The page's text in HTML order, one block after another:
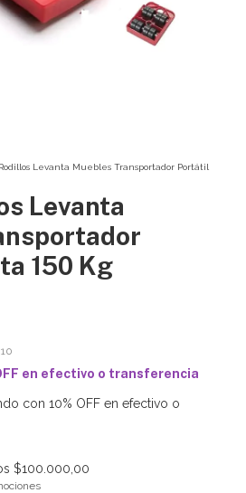
Levanta Muebles Transportador Portátil
Levanta
150 Kg
en efectivo o transferencia
con 10% OFF en efectivo o
$100.000,00